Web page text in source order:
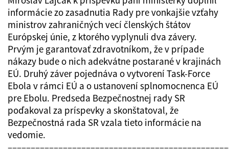
informácie zo zasadnutia Rady pre vonkajšie vzťahy
ministrov zahraničných vecí členských štátov
Európskej únie, z ktorého vyplynuli dva závery.
Prvým je garantovať zdravotníkom, že v prípade
nákazy bude o nich adekvátne postarané v krajinách
EÚ. Druhý záver pojednáva o vytvorení Task-Force
Ebola v rámci EÚ a o ustanovení splnomocnenca EÚ
pre Ebolu. Predseda Bezpečnostnej rady SR
poďakoval za príspevky a skonštatoval, že
Bezpečnostná rada SR vzala tieto informácie na
vedomie.